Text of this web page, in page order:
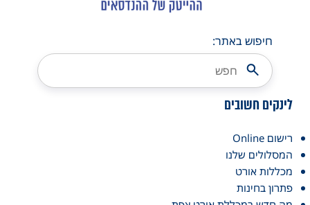
חיפוש באתר:
לינקים חשובים
רישום Online
המסלולים שלנו
מכללות אורט
פתרון בחינות